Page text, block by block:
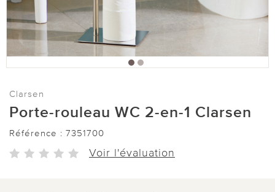
Clarsen
Porte-rouleau WC 2-en-1 Clarsen
Référence : 7351700
Voir l'évaluation